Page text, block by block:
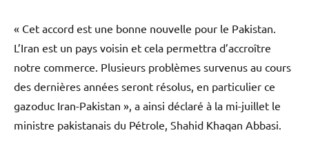
« Cet accord est une bonne nouvelle pour le Pakistan.
L’Iran est un pays voisin et cela permettra d’accroître
notre commerce. Plusieurs problèmes survenus au cours
des dernières années seront résolus, en particulier ce
gazoduc Iran-Pakistan », a ainsi déclaré à la mi-juillet le
ministre pakistanais du Pétrole, Shahid Khaqan Abbasi.